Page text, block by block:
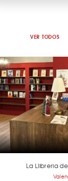
VER TODOS
La Llibreria